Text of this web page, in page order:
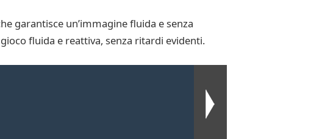
garantisce un’immagine fluida e senza
fluida e reattiva, senza ritardi evidenti.